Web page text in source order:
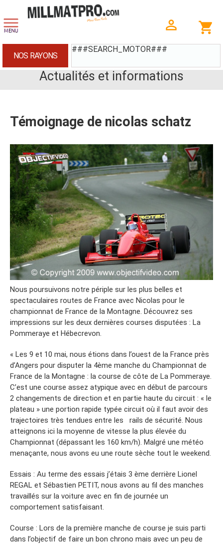
###SEARCH_MOTOR###
NOS RAYONS
Actualités et informations
Témoignage de nicolas schatz
Nous poursuivons notre périple sur les plus belles et
spectaculaires routes de France avec Nicolas pour le
championnat de France de la Montagne. Découvrez ses
impressions sur les deux dernières courses disputées : La
Pommeraye et Hébecrevon.
« Les 9 et 10 mai, nous étions dans l’ouest de la France près
d’Angers pour disputer la 4ème manche du Championnat de
France de la Montagne : la course de côte de La Pommeraye.
C’est une course assez atypique avec en début de parcours
2 changements de direction et en partie haute du circuit : « le
plateau » une portion rapide typée circuit où il faut avoir des
trajectoires très tendues entre les rails de sécurité. Nous
atteignons ici la moyenne de vitesse la plus élevée du
Championnat (dépassant les 160 km/h). Malgré une météo
menaçante, nous avons eu une route sèche tout le weekend.
Essais : Au terme des essais j’étais 3 ème derrière Lionel
REGAL et Sébastien PETIT, nous avons au fil des manches
travaillés sur la voiture avec en fin de journée un
comportement satisfaisant.
Course : Lors de la première manche de course je suis parti
dans l’objectif de faire un bon chrono mais avec un peu de